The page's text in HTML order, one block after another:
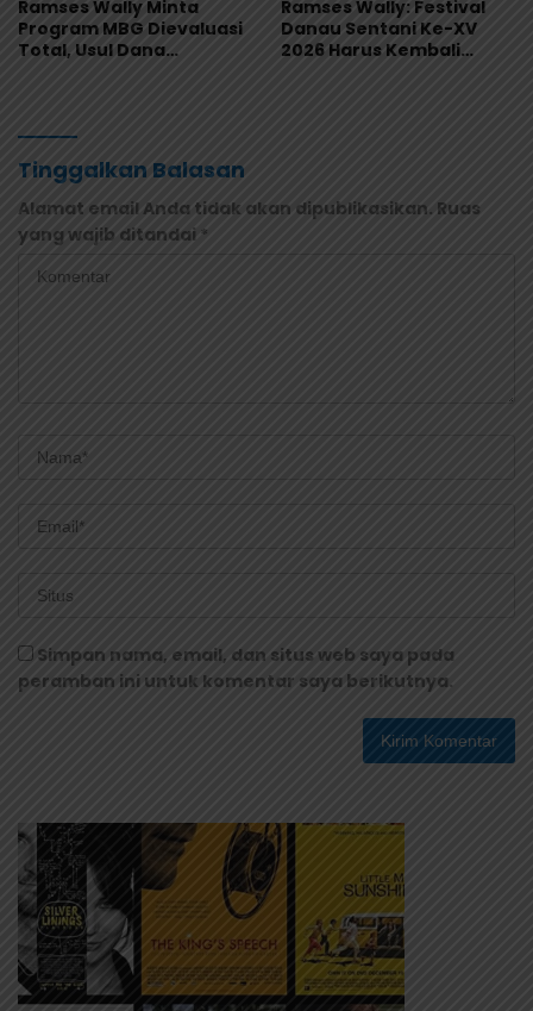
Ramses Wally Minta
Program MBG Dievaluasi
Total, Usul Dana
Ramses Wally: Festival
Danau Sentani Ke-XV
2026 Harus Kembali
Tinggalkan Balasan
Alamat email Anda tidak akan dipublikasikan. Ruas
yang wajib ditandai *
Simpan nama, email, dan situs web saya pada
peramban ini untuk komentar saya berikutnya.